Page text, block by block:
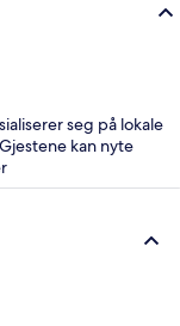
seg på lokale
kan nyte